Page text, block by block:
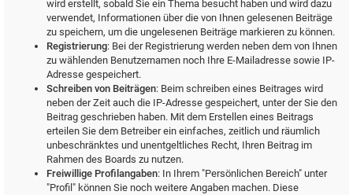
wird erstellt, sobald Sie ein Thema besucht haben und wird dazu
verwendet, Informationen über die von Ihnen gelesenen Beiträge
zu speichern, um die ungelesenen Beiträge markieren zu können.
Registrierung: Bei der Registrierung werden neben dem von Ihnen
zu wählenden Benutzernamen noch Ihre E-Mailadresse sowie IP-
Adresse gespeichert.
Schreiben von Beiträgen: Beim schreiben eines Beitrages wird
neben der Zeit auch die IP-Adresse gespeichert, unter der Sie den
Beitrag geschrieben haben. Mit dem Erstellen eines Beitrags
erteilen Sie dem Betreiber ein einfaches, zeitlich und räumlich
unbeschränktes und unentgeltliches Recht, Ihren Beitrag im
Rahmen des Boards zu nutzen.
Freiwillige Profilangaben: In Ihrem "Persönlichen Bereich" unter
"Profil" können Sie noch weitere Angaben machen. Diese